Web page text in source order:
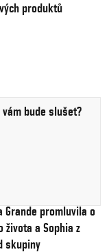
produktů
bude slušet?
Grande promluvila o
života a Sophia z
skupiny